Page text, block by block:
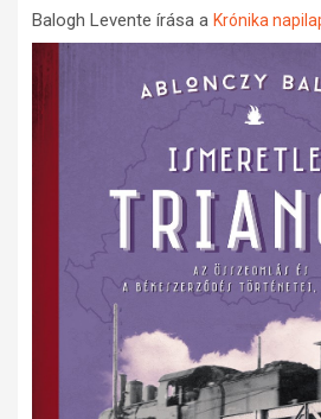
Balogh Levente írása a Krónika